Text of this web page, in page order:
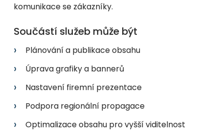
komunikace se zákazníky.
Součástí služeb může být
Plánování a publikace obsahu
Úprava grafiky a bannerů
Nastavení firemní prezentace
Podpora regionální propagace
Optimalizace obsahu pro vyšší viditelnost